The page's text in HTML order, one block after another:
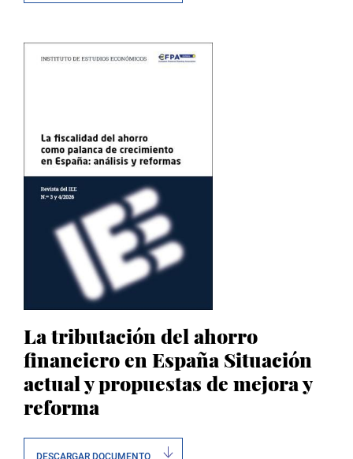
La tributación del ahorro
financiero en España Situación
actual y propuestas de mejora y
reforma